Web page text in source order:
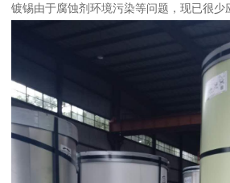
镀锡由于腐蚀剂环境污染等问题，现已很少